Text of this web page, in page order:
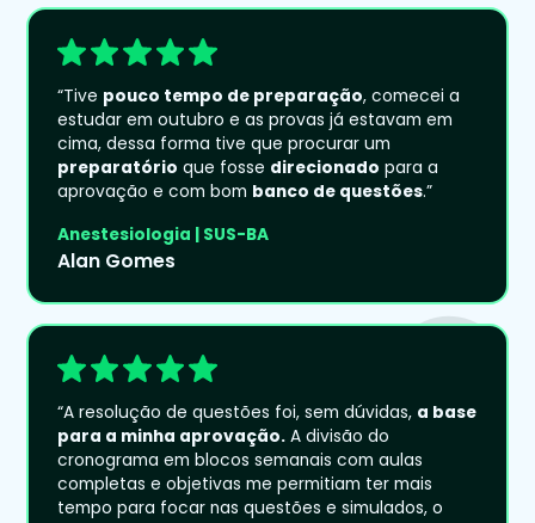
“Tive pouco tempo de preparação, comecei a
estudar em outubro e as provas já estavam em
cima, dessa forma tive que procurar um
preparatório que fosse direcionado para a
aprovação e com bom banco de questões.”
Anestesiologia | SUS-BA
Alan Gomes
“A resolução de questões foi, sem dúvidas, a base
para a minha aprovação. A divisão do
cronograma em blocos semanais com aulas
completas e objetivas me permitiam ter mais
tempo para focar nas questões e simulados, o